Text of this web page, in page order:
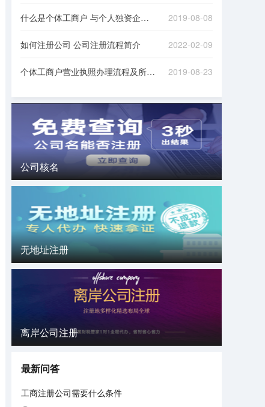
什么是个体工商户 与个人独资企业有何不同 2019-08-08
如何注册公司 公司注册流程简介 2022-02-09
个体工商户营业执照办理流程及所需材料 2019-08-23
公司核名
无地址注册
离岸公司注册
最新问答
工商注册公司需要什么条件